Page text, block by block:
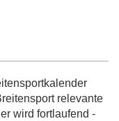
relevante
wird fortlaufend -